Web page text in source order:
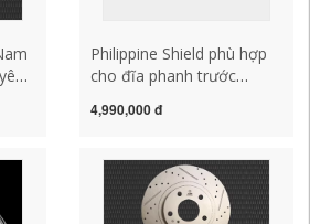
Philippine Shield phù hợp
cho đĩa phanh trước
R320R350 Sprinter R300
bánh sau
4,990,000 đ